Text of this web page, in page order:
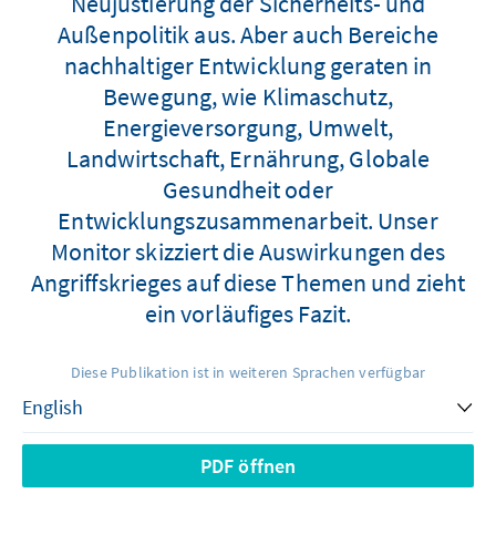
Außenpolitik aus. Aber auch Bereiche
nachhaltiger Entwicklung geraten in
Bewegung, wie Klimaschutz,
Energieversorgung, Umwelt,
Landwirtschaft, Ernährung, Globale
Gesundheit oder
Entwicklungszusammenarbeit. Unser
Monitor skizziert die Auswirkungen des
Angriffskrieges auf diese Themen und zieht
ein vorläufiges Fazit.
Diese Publikation ist in weiteren Sprachen verfügbar
PDF öffnen